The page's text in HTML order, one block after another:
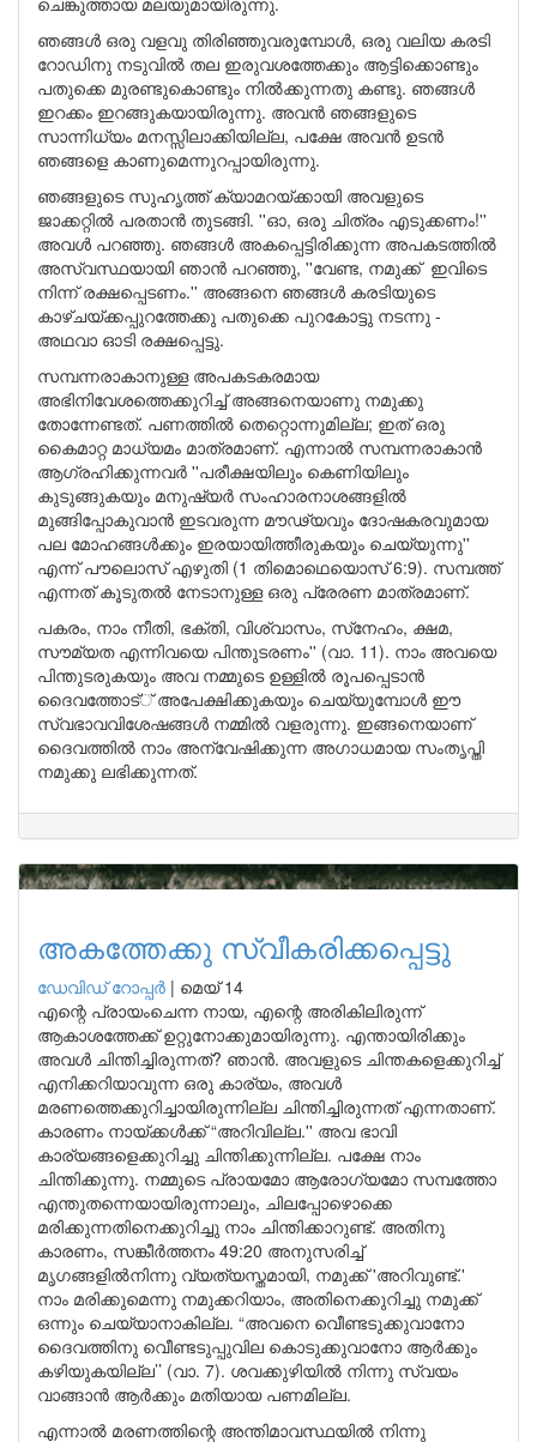
ഞങ്ങള്‍ ഒരു വളവു തിരിഞ്ഞുവരുമ്പോള്‍, ഒരു വലിയ കരടി
റോഡിനു നടുവില്‍ തല ഇരുവശത്തേക്കും ആട്ടിക്കൊണ്ടും
പതുക്കെ മുരണ്ടുകൊണ്ടും നില്‍ക്കുന്നതു കണ്ടു. ഞങ്ങള്‍
ഇറക്കം ഇറങ്ങുകയായിരുന്നു. അവന്‍ ഞങ്ങളുടെ
സാന്നിധ്യം മനസ്സിലാക്കിയില്ല, പക്ഷേ അവന്‍ ഉടന്‍
ഞങ്ങളെ കാണുമെന്നുറപ്പായിരുന്നു.
ഞങ്ങളുടെ സുഹൃത്ത് ക്യാമറയ്ക്കായി അവളുടെ
ജാക്കറ്റില്‍ പരതാന്‍ തുടങ്ങി. ''ഓ, ഒരു ചിത്രം എടുക്കണം!''
അവള്‍ പറഞ്ഞു. ഞങ്ങള്‍ അകപ്പെട്ടിരിക്കുന്ന അപകടത്തില്‍
അസ്വസ്ഥയായി ഞാന്‍ പറഞ്ഞു, ''വേണ്ട, നമുക്ക് ഇവിടെ
നിന്ന് രക്ഷപ്പെടണം.'' അങ്ങനെ ഞങ്ങള്‍ കരടിയുടെ
കാഴ്ചയ്ക്കപ്പുറത്തേക്കു പതുക്കെ പുറകോട്ടു നടന്നു -
അഥവാ ഓടി രക്ഷപ്പെട്ടു.
സമ്പന്നരാകാനുള്ള അപകടകരമായ
അഭിനിവേശത്തെക്കുറിച്ച് അങ്ങനെയാണു നമുക്കു
തോന്നേണ്ടത്. പണത്തില്‍ തെറ്റൊന്നുമില്ല; ഇത് ഒരു
കൈമാറ്റ മാധ്യമം മാത്രമാണ്. എന്നാല്‍ സമ്പന്നരാകാന്‍
ആഗ്രഹിക്കുന്നവര്‍ ''പരീക്ഷയിലും കെണിയിലും
കുടുങ്ങുകയും മനുഷ്യര്‍ സംഹാരനാശങ്ങളില്‍
മുങ്ങിപ്പോകുവാന്‍ ഇടവരുന്ന മൗഢ്യവും ദോഷകരവുമായ
പല മോഹങ്ങള്‍ക്കും ഇരയായിത്തീരുകയും ചെയ്യുന്നു''
എന്ന് പൗലൊസ് എഴുതി (1 തിമൊഥെയൊസ് 6:9). സമ്പത്ത്
എന്നത് കൂടുതല്‍ നേടാനുള്ള ഒരു പ്രേരണ മാത്രമാണ്.
പകരം, നാം നീതി, ഭക്തി, വിശ്വാസം, സ്‌നേഹം, ക്ഷമ,
സൗമ്യത എന്നിവയെ പിന്തുടരണം'' (വാ. 11). നാം അവയെ
പിന്തുടരുകയും അവ നമ്മുടെ ഉള്ളില്‍ രൂപപ്പെടാന്‍
ദൈവത്തോട്് അപേക്ഷിക്കുകയും ചെയ്യുമ്പോള്‍ ഈ
സ്വഭാവവിശേഷങ്ങള്‍ നമ്മില്‍ വളരുന്നു. ഇങ്ങനെയാണ്
ദൈവത്തില്‍ നാം അന്വേഷിക്കുന്ന അഗാധമായ സംതൃപ്തി
നമുക്കു ലഭിക്കുന്നത്.
അകത്തേക്കു സ്വീകരിക്കപ്പെട്ടു
ഡേവിഡ് റോപ്പര്‍ | മെയ് 14
എന്റെ പ്രായംചെന്ന നായ, എന്റെ അരികിലിരുന്ന്
ആകാശത്തേക്ക് ഉറ്റുനോക്കുമായിരുന്നു. എന്തായിരിക്കും
അവള്‍ ചിന്തിച്ചിരുന്നത്? ഞാന്‍. അവളുടെ ചിന്തകളെക്കുറിച്ച്
എനിക്കറിയാവുന്ന ഒരു കാര്യം, അവള്‍
മരണത്തെക്കുറിച്ചായിരുന്നില്ല ചിന്തിച്ചിരുന്നത് എന്നതാണ്.
കാരണം നായ്ക്കള്‍ക്ക് “അറിവില്ല.'' അവ ഭാവി
കാര്യങ്ങളെക്കുറിച്ചു ചിന്തിക്കുന്നില്ല. പക്ഷേ നാം
ചിന്തിക്കുന്നു. നമ്മുടെ പ്രായമോ ആരോഗ്യമോ സമ്പത്തോ
എന്തുതന്നെയായിരുന്നാലും, ചിലപ്പോഴൊക്കെ
മരിക്കുന്നതിനെക്കുറിച്ചു നാം ചിന്തിക്കാറുണ്ട്. അതിനു
കാരണം, സങ്കീര്‍ത്തനം 49:20 അനുസരിച്ച്
മൃഗങ്ങളില്‍നിന്നു വ്യത്യസ്തമായി, നമുക്ക് 'അറിവുണ്ട്.'
നാം മരിക്കുമെന്നു നമുക്കറിയാം, അതിനെക്കുറിച്ചു നമുക്ക്
ഒന്നും ചെയ്യാനാകില്ല. “അവനെ വീെണ്ടടുക്കുവാനോ
ദൈവത്തിനു വീെണ്ടടുപ്പുവില കൊടുക്കുവാനോ ആര്‍ക്കും
കഴിയുകയില്ല’’ (വാ. 7). ശവക്കുഴിയില്‍ നിന്നു സ്വയം
വാങ്ങാന്‍ ആര്‍ക്കും മതിയായ പണമില്ല.
എന്നാല്‍ മരണത്തിന്റെ അന്തിമാവസ്ഥയില്‍ നിന്നു